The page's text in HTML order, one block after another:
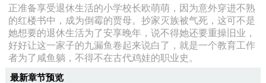
正准备享受退休生活的小学校长欧萌萌，因为意外穿进不熟
的红楼书中，成为倒霉的贾母。抄家灭族被气死，这可不是
她想要的退休生活为了安享晚年，说不得她还要重操旧业，
好好让这一家子的九漏鱼卷起来说白了，就是一个教育工作
者为了咸鱼躺，不得不在古代鸡娃的职业史。
最新章节预览